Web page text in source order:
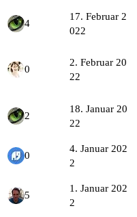
4
17. Februar 2
022
0
2. Februar 20
22
2
18. Januar 20
22
0
4. Januar 202
2
5
1. Januar 202
2